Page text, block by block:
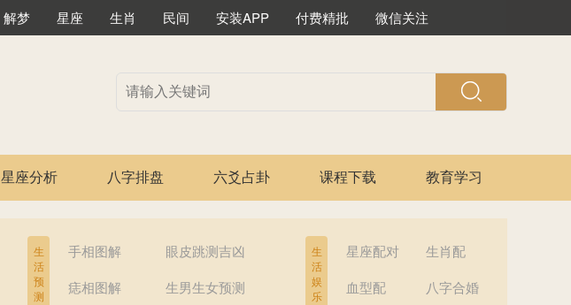
解梦 星座 生肖 民间 安装APP 付费精批 微信关注
星座分析 八字排盘 六爻占卦 课程下载 教育学习
生
活
预
测
手相图解 眼皮跳测吉凶
痣相图解 生男生女预测
生
活
娱
乐
星座配对 生肖配
血型配 八字合婚